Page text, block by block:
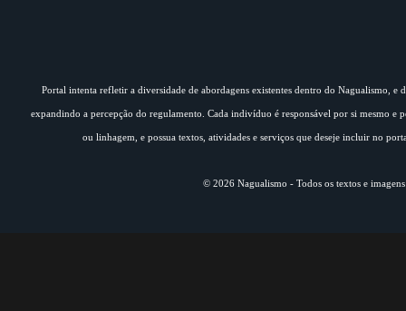
Portal intenta refletir a diversidade de abordagens existentes dentro do Nagualismo, e
expandindo a percepção do regulamento. Cada indivíduo é responsável por si mesmo
ou linhagem, e possua textos, atividades e serviços que deseje incluir no
© 2026 Nagualismo - Todos os textos e